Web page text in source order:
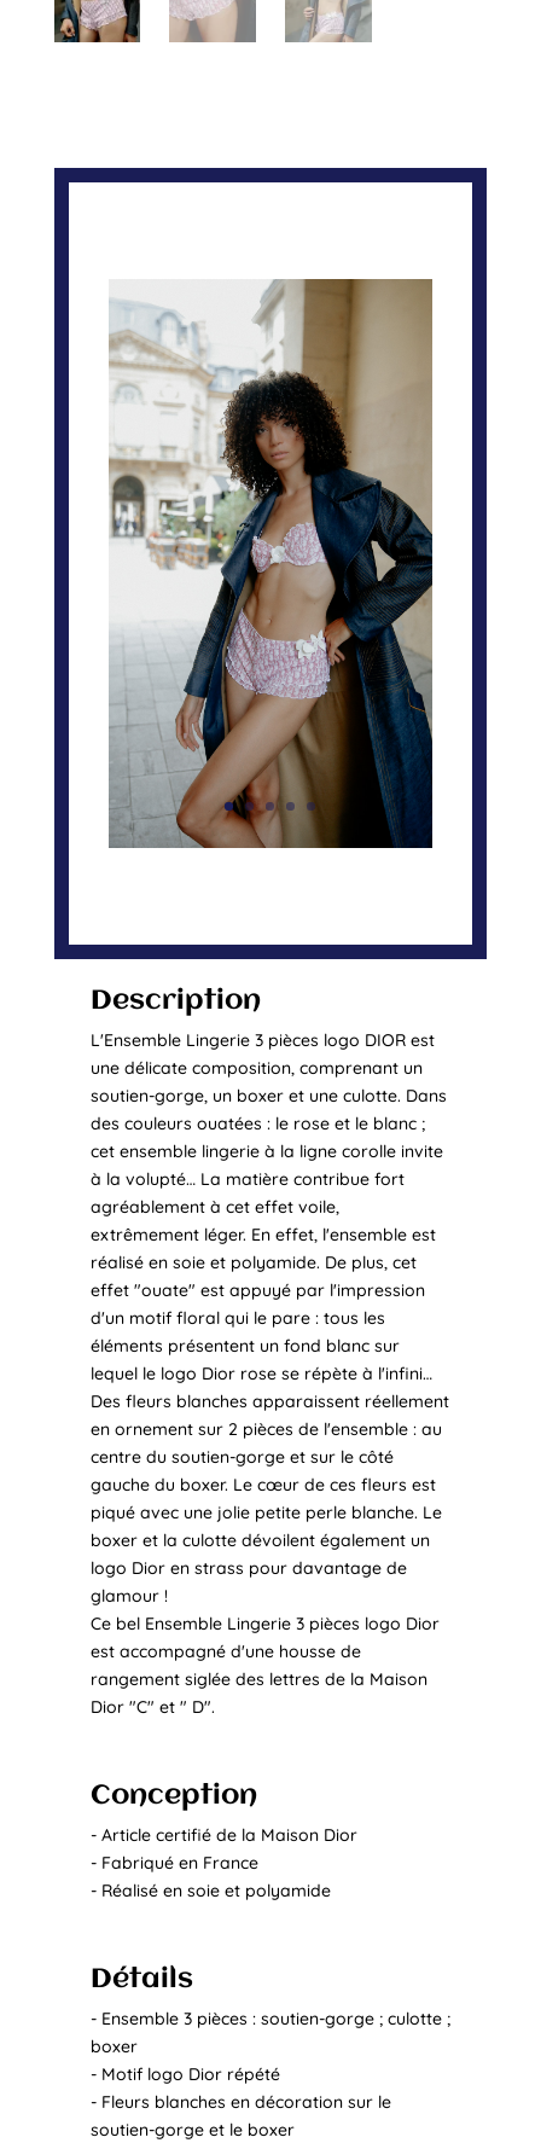
Description
L'Ensemble Lingerie 3 pièces logo DIOR est
une délicate composition, comprenant un
soutien-gorge, un boxer et une culotte. Dans
des couleurs ouatées : le rose et le blanc ;
cet ensemble lingerie à la ligne corolle invite
à la volupté… La matière contribue fort
agréablement à cet effet voile,
extrêmement léger. En effet, l'ensemble est
réalisé en soie et polyamide. De plus, cet
effet "ouate" est appuyé par l'impression
d'un motif floral qui le pare : tous les
éléments présentent un fond blanc sur
lequel le logo Dior rose se répète à l'infini…
Des fleurs blanches apparaissent réellement
en ornement sur 2 pièces de l'ensemble : au
centre du soutien-gorge et sur le côté
gauche du boxer. Le cœur de ces fleurs est
piqué avec une jolie petite perle blanche. Le
boxer et la culotte dévoilent également un
logo Dior en strass pour davantage de
glamour !
Ce bel Ensemble Lingerie 3 pièces logo Dior
est accompagné d'une housse de
rangement siglée des lettres de la Maison
Dior "C" et " D".
Conception
- Article certifié de la Maison Dior
- Fabriqué en France
- Réalisé en soie et polyamide
Détails
- Ensemble 3 pièces : soutien-gorge ; culotte ;
boxer
- Motif logo Dior répété
- Fleurs blanches en décoration sur le
soutien-gorge et le boxer